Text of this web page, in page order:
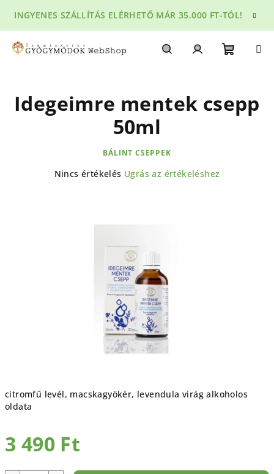
fő
tartalomhoz
INGYENES SZÁLLÍTÁS ELÉRHETŐ MÁR 35.000 FT-TÓL!
citromfű levél, macskagyökér, levendula virág alkoholos
oldata
3 490 Ft
Idegeimre mentek csepp
50ml
BÁLINT CSEPPEK
A
Nincs értékelés Ugrás az értékeléshez